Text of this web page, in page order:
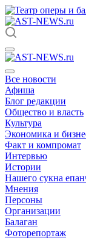
Все новости
Афиша
Блог редакции
Общество и власть
Культура
Экономика и
Факт и компромат
Интервью
Истории
Нашего сукна
Мнения
Персоны
Организации
Балаган
Фоторепортаж